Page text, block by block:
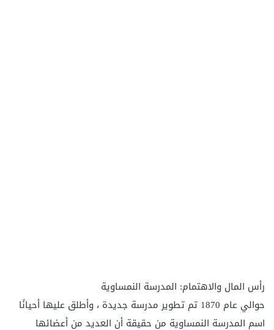
رأس المال والاهتمام: المدرسة النمساوية
حوالي عام 1870 تم تطوير مدرسة جديدة ، وأطلق عليها أحيانًا
اسم المدرسة النمساوية من حقيقة أن العديد من أعضائها